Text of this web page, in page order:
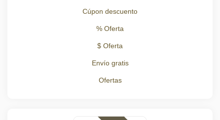
Cúpon descuento
% Oferta
$ Oferta
Envío gratis
Ofertas